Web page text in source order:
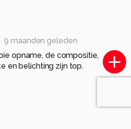
9 maanden geleden
opname, de compositie,
en belichting zijn top.